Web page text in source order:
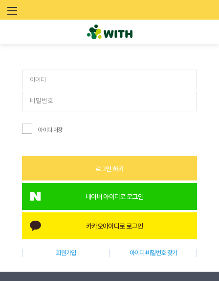
문
예
술
크
위
드
(
W
I
T
로그인
아이디 저장
로그인 하기
네이버 아이디로 로그인
카카오아이디로 로그인
회원가입 아이디·비밀번호 찾기